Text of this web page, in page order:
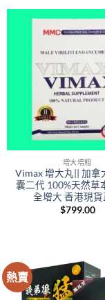
增大增粗
Vimax 增大丸|| 加拿
囊二代 100%天然草
全增大 香港現貨
$799.00
熱賣